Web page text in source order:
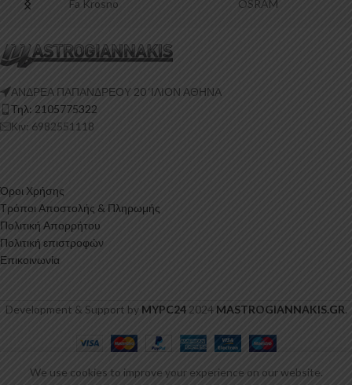
Fa Krosno OSRAM
ΑΝΔΡΕΑ ΠΑΠΑΝΔΡΕΟΥ 20 ‘ΙΛΙΟΝ ΑΘΗΝΑ
Τηλ: 2105775322
Κιν: 6982551118
Όροι Χρήσης
Τρόποι Αποστολής & Πληρωμής
Πολιτική Απορρήτου
Πολιτική επιστροφών
Επικοινωνία
Development & Support by MYPC242024 MASTROGIANNAKIS.GR.
We use cookies to improve your experience on our website.